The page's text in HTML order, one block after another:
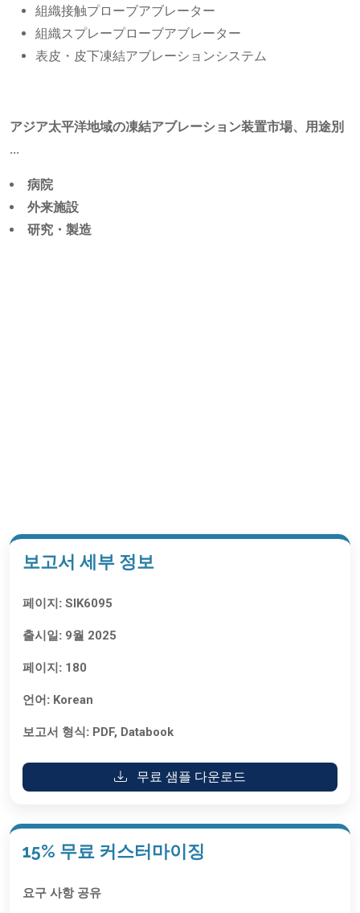
組織接触プローブアブレーター
組織スプレープローブアブレーター
表皮・皮下凍結アブレーションシステム
アジア太平洋地域の凍結アブレーション装置市場、用途別
...
病院
外来施設
研究・製造
보고서 세부 정보
페이지: SIK6095
출시일: 9월 2025
페이지: 180
언어: Korean
보고서 형식: PDF, Databook
무료 샘플 다운로드
15% 무료 커스터마이징
요구 사항 공유